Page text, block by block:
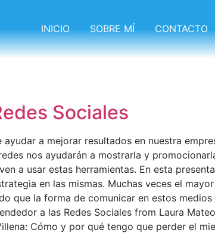
INICIO SOBRE MÍ CONTACTO
Sociales
a mejorar resultados en nuestra
nos ayudarán a mostrarla y
a usar estas herramientas. En esta
en las mismas. Muchas veces el
que la forma de comunicar en estos
a las Redes Sociales from Laura
Cómo y por qué tengo que perder el